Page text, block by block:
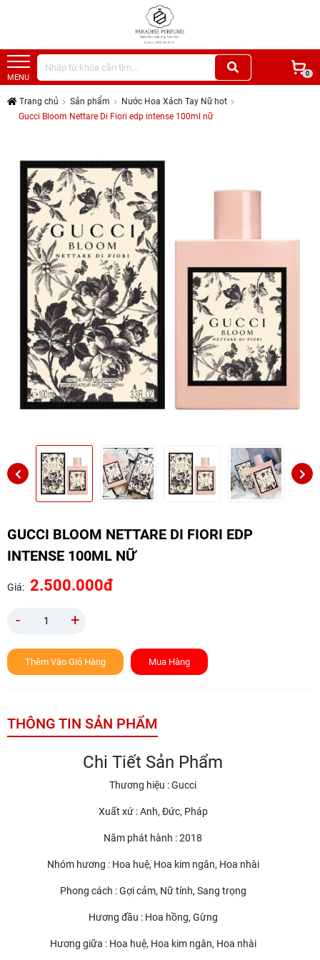
MENU 0
Trang chủ Sản phẩm
Nước Hoa Xách Tay Nữ hot
Gucci Bloom Nettare Di Fiori edp intense 100ml nữ
GUCCI BLOOM NETTARE DI FIORI EDP
INTENSE 100ML NỮ
Giá: 2.500.000đ
-
+
Thêm Vào Giỏ Hàng Mua Hàng
THÔNG TIN SẢN PHẨM
Chi Tiết Sản Phẩm
Thương hiệu : Gucci
Xuất xứ : Anh, Đức, Pháp
Năm phát hành : 2018
Nhóm hương : Hoa huệ, Hoa kim ngân, Hoa nhài
Phong cách : Gợi cảm, Nữ tính, Sang trọng
Hương đầu : Hoa hồng, Gừng
Hương giữa : Hoa huệ, Hoa kim ngân, Hoa nhài